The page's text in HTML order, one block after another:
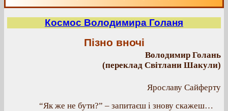
Космос Володимира Голаня
Пізно вночі
Володимир Голань
(переклад Світлани Шакули)
Ярославу Сайферту
“Як же не бути?” – запитаєш і знову скажеш…